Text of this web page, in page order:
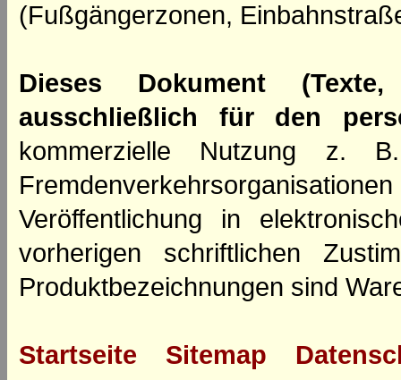
(Fußgängerzonen,
Dieses Dokument
ausschließlich für den
kommerzielle Nutzung z.
Veröffentlichung in
vorherigen schriftlichen
Produktbezeichnungen sind
Startseite Sitemap